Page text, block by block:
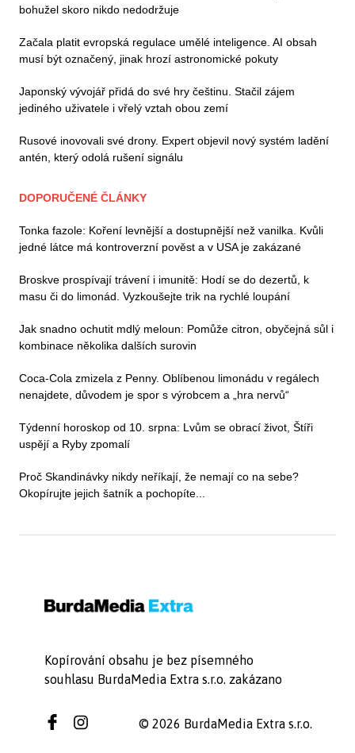
bohužel skoro nikdo nedodržuje
Začala platit evropská regulace umělé inteligence. AI obsah
musí být označený, jinak hrozí astronomické pokuty
Japonský vývojář přidá do své hry češtinu. Stačil zájem
jediného uživatele i vřelý vztah obou zemí
Rusové inovovali své drony. Expert objevil nový systém ladění
antén, který odolá rušení signálu
DOPORUČENÉ ČLÁNKY
Tonka fazole: Koření levnější a dostupnější než vanilka. Kvůli
jedné látce má kontroverzní pověst a v USA je zakázané
Broskve prospívají trávení i imunitě: Hodí se do dezertů, k
masu či do limonád. Vyzkoušejte trik na rychlé loupání
Jak snadno ochutit mdlý meloun: Pomůže citron, obyčejná sůl i
kombinace několika dalších surovin
Coca-Cola zmizela z Penny. Oblíbenou limonádu v regálech
nenajdete, důvodem je spor s výrobcem a „hra nervů“
Týdenní horoskop od 10. srpna: Lvům se obrací život, Štíři
uspějí a Ryby zpomalí
Proč Skandinávky nikdy neříkají, že nemají co na sebe?
Okopírujte jejich šatník a pochopíte...
Kopírování obsahu je bez písemného
souhlasu BurdaMedia Extra s.r.o. zakázano
© 2026 BurdaMedia Extra s.r.o.